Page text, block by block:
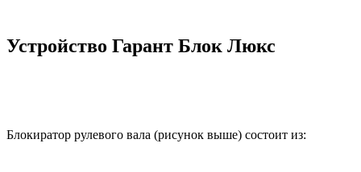
Устройство Гарант Блок Люкс
Блокиратор рулевого вала (рисунок выше) состоит из: